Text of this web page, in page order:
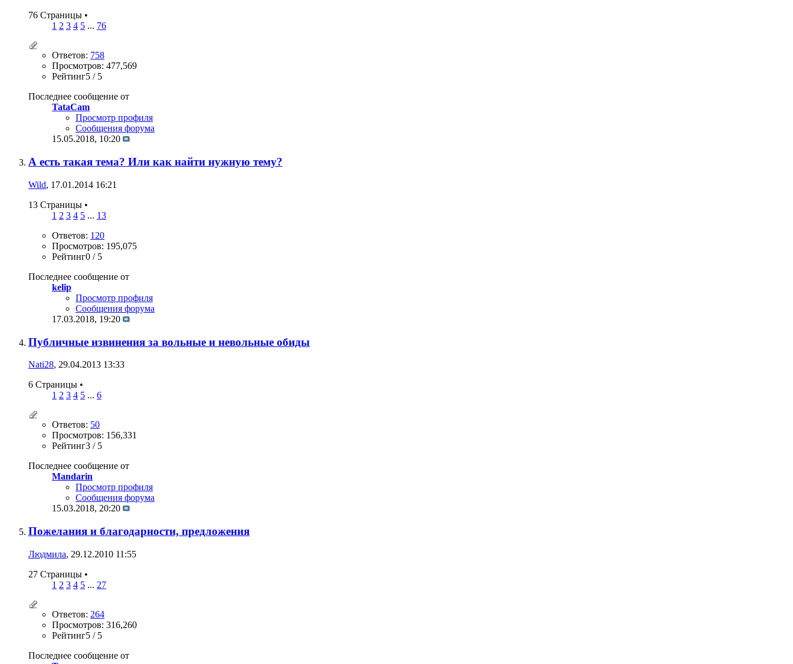
76 Страницы •
1 2 3 4 5 ... 76
Ответов: 758
Просмотров: 477,569
Рейтинг5 / 5
Последнее сообщение от
TataCam
Просмотр профиля
Сообщения форума
15.05.2018, 10:20
А есть такая тема? Или как найти нужную тему?
Wild, 17.01.2014 16:21
13 Страницы •
1 2 3 4 5 ... 13
Ответов: 120
Просмотров: 195,075
Рейтинг0 / 5
Последнее сообщение от
kelip
Просмотр профиля
Сообщения форума
17.03.2018, 19:20
Публичные извинения за вольные и невольные обиды
Nati28, 29.04.2013 13:33
6 Страницы •
1 2 3 4 5 ... 6
Ответов: 50
Просмотров: 156,331
Рейтинг3 / 5
Последнее сообщение от
Mandarin
Просмотр профиля
Сообщения форума
15.03.2018, 20:20
Пожелания и благодарности, предложения
Людмила, 29.12.2010 11:55
27 Страницы •
1 2 3 4 5 ... 27
Ответов: 264
Просмотров: 316,260
Рейтинг5 / 5
Последнее сообщение от